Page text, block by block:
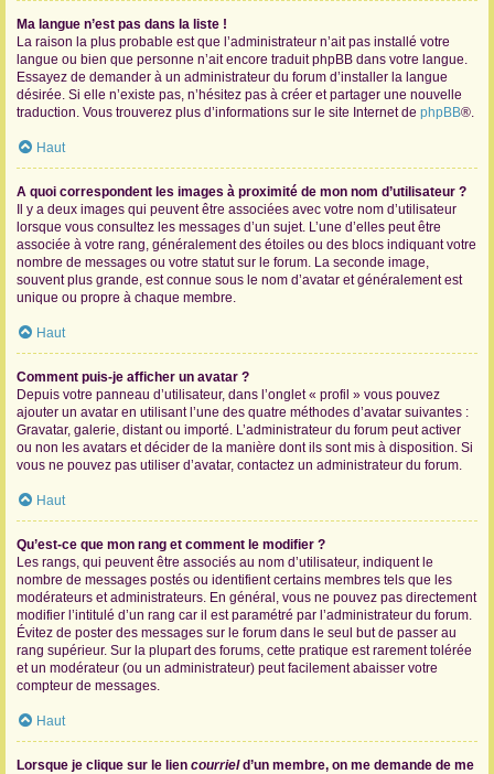
Ma langue n’est pas dans la liste !
La raison la plus probable est que l’administrateur n’ait pas installé votre
langue ou bien que personne n’ait encore traduit phpBB dans votre langue.
Essayez de demander à un administrateur du forum d’installer la langue
désirée. Si elle n’existe pas, n’hésitez pas à créer et partager une nouvelle
traduction. Vous trouverez plus d’informations sur le site Internet de phpBB®.
Haut
A quoi correspondent les images à proximité de mon nom d’utilisateur ?
Il y a deux images qui peuvent être associées avec votre nom d’utilisateur
lorsque vous consultez les messages d’un sujet. L’une d’elles peut être
associée à votre rang, généralement des étoiles ou des blocs indiquant votre
nombre de messages ou votre statut sur le forum. La seconde image,
souvent plus grande, est connue sous le nom d’avatar et généralement est
unique ou propre à chaque membre.
Haut
Comment puis-je afficher un avatar ?
Depuis votre panneau d’utilisateur, dans l’onglet « profil » vous pouvez
ajouter un avatar en utilisant l’une des quatre méthodes d’avatar suivantes :
Gravatar, galerie, distant ou importé. L’administrateur du forum peut activer
ou non les avatars et décider de la manière dont ils sont mis à disposition. Si
vous ne pouvez pas utiliser d’avatar, contactez un administrateur du forum.
Haut
Qu’est-ce que mon rang et comment le modifier ?
Les rangs, qui peuvent être associés au nom d’utilisateur, indiquent le
nombre de messages postés ou identifient certains membres tels que les
modérateurs et administrateurs. En général, vous ne pouvez pas directement
modifier l’intitulé d’un rang car il est paramétré par l’administrateur du forum.
Évitez de poster des messages sur le forum dans le seul but de passer au
rang supérieur. Sur la plupart des forums, cette pratique est rarement tolérée
et un modérateur (ou un administrateur) peut facilement abaisser votre
compteur de messages.
Haut
Lorsque je clique sur le lien courrield’un membre, on me demande de me